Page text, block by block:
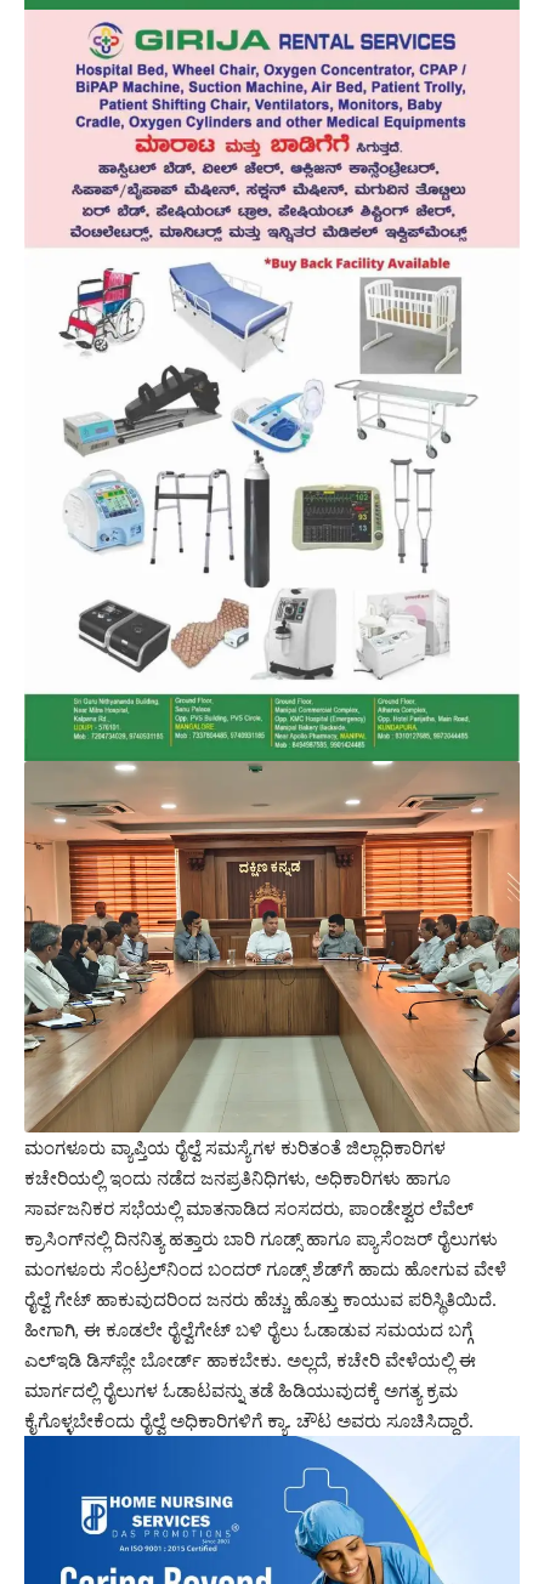
ಮಂಗಳೂರು ವ್ಯಾಪ್ತಿಯ ರೈಲ್ವೆ ಸಮಸ್ಯೆಗಳ ಕುರಿತಂತೆ ಜಿಲ್ಲಾಧಿಕಾರಿಗಳ
ಕಚೇರಿಯಲ್ಲಿ ಇಂದು ನಡೆದ ಜನಪ್ರತಿನಿಧಿಗಳು, ಅಧಿಕಾರಿಗಳು ಹಾಗೂ
ಸಾರ್ವಜನಿಕರ ಸಭೆಯಲ್ಲಿ ಮಾತನಾಡಿದ ಸಂಸದರು, ಪಾಂಡೇಶ್ವರ ಲೆವೆಲ್‌
ಕ್ರಾಸಿಂಗ್‌ನಲ್ಲಿ ದಿನನಿತ್ಯ ಹತ್ತಾರು ಬಾರಿ ಗೂಡ್ಸ್‌ ಹಾಗೂ ಪ್ಯಾಸೆಂಜರ್‌ ರೈಲುಗಳು
ಮಂಗಳೂರು ಸೆಂಟ್ರಲ್‌ನಿಂದ ಬಂದರ್‌ ಗೂಡ್ಸ್‌ ಶೆಡ್‌ಗೆ ಹಾದು ಹೋಗುವ ವೇಳೆ
ರೈಲ್ವೆ ಗೇಟ್‌ ಹಾಕುವುದರಿಂದ ಜನರು ಹೆಚ್ಚು ಹೊತ್ತು ಕಾಯುವ ಪರಿಸ್ಥಿತಿಯಿದೆ.
ಹೀಗಾಗಿ, ಈ ಕೂಡಲೇ ರೈಲ್ವೆಗೇಟ್‌ ಬಳಿ ರೈಲು ಓಡಾಡುವ ಸಮಯದ ಬಗ್ಗೆ
ಎಲ್‌ಇಡಿ ಡಿಸ್‌ಪ್ಲೇ ಬೋರ್ಡ್‌ ಹಾಕಬೇಕು. ಅಲ್ಲದೆ, ಕಚೇರಿ ವೇಳೆಯಲ್ಲಿ ಈ
ಮಾರ್ಗದಲ್ಲಿ ರೈಲುಗಳ ಓಡಾಟವನ್ನು ತಡೆ ಹಿಡಿಯುವುದಕ್ಕೆ ಅಗತ್ಯ ಕ್ರಮ
ಕೈಗೊಳ್ಳಬೇಕೆಂದು ರೈಲ್ವೆ ಅಧಿಕಾರಿಗಳಿಗೆ ಕ್ಯಾ. ಚೌಟ ಅವರು ಸೂಚಿಸಿದ್ದಾರೆ.